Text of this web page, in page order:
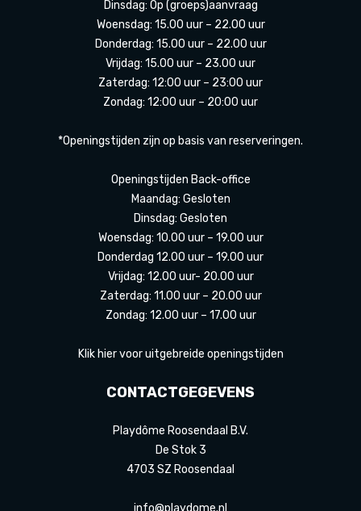
Dinsdag: Op (groeps)aanvraag
Woensdag: 15.00 uur – 22.00 uur
Donderdag: 15.00 uur – 22.00 uur
Vrijdag: 15.00 uur – 23.00 uur
Zaterdag: 12:00 uur – 23:00 uur
Zondag: 12:00 uur – 20:00 uur
*Openingstijden zijn op basis van reserveringen.
Openingstijden Back-office
Maandag: Gesloten
Dinsdag: Gesloten
Woensdag: 10.00 uur – 19.00 uur
Donderdag 12.00 uur – 19.00 uur
Vrijdag: 12.00 uur- 20.00 uur
Zaterdag: 11.00 uur – 20.00 uur
Zondag: 12.00 uur – 17.00 uur
Klik hier voor uitgebreide openingstijden
CONTACTGEGEVENS
Playdôme Roosendaal B.V.
De Stok 3
4703 SZ Roosendaal
info@playdome.nl